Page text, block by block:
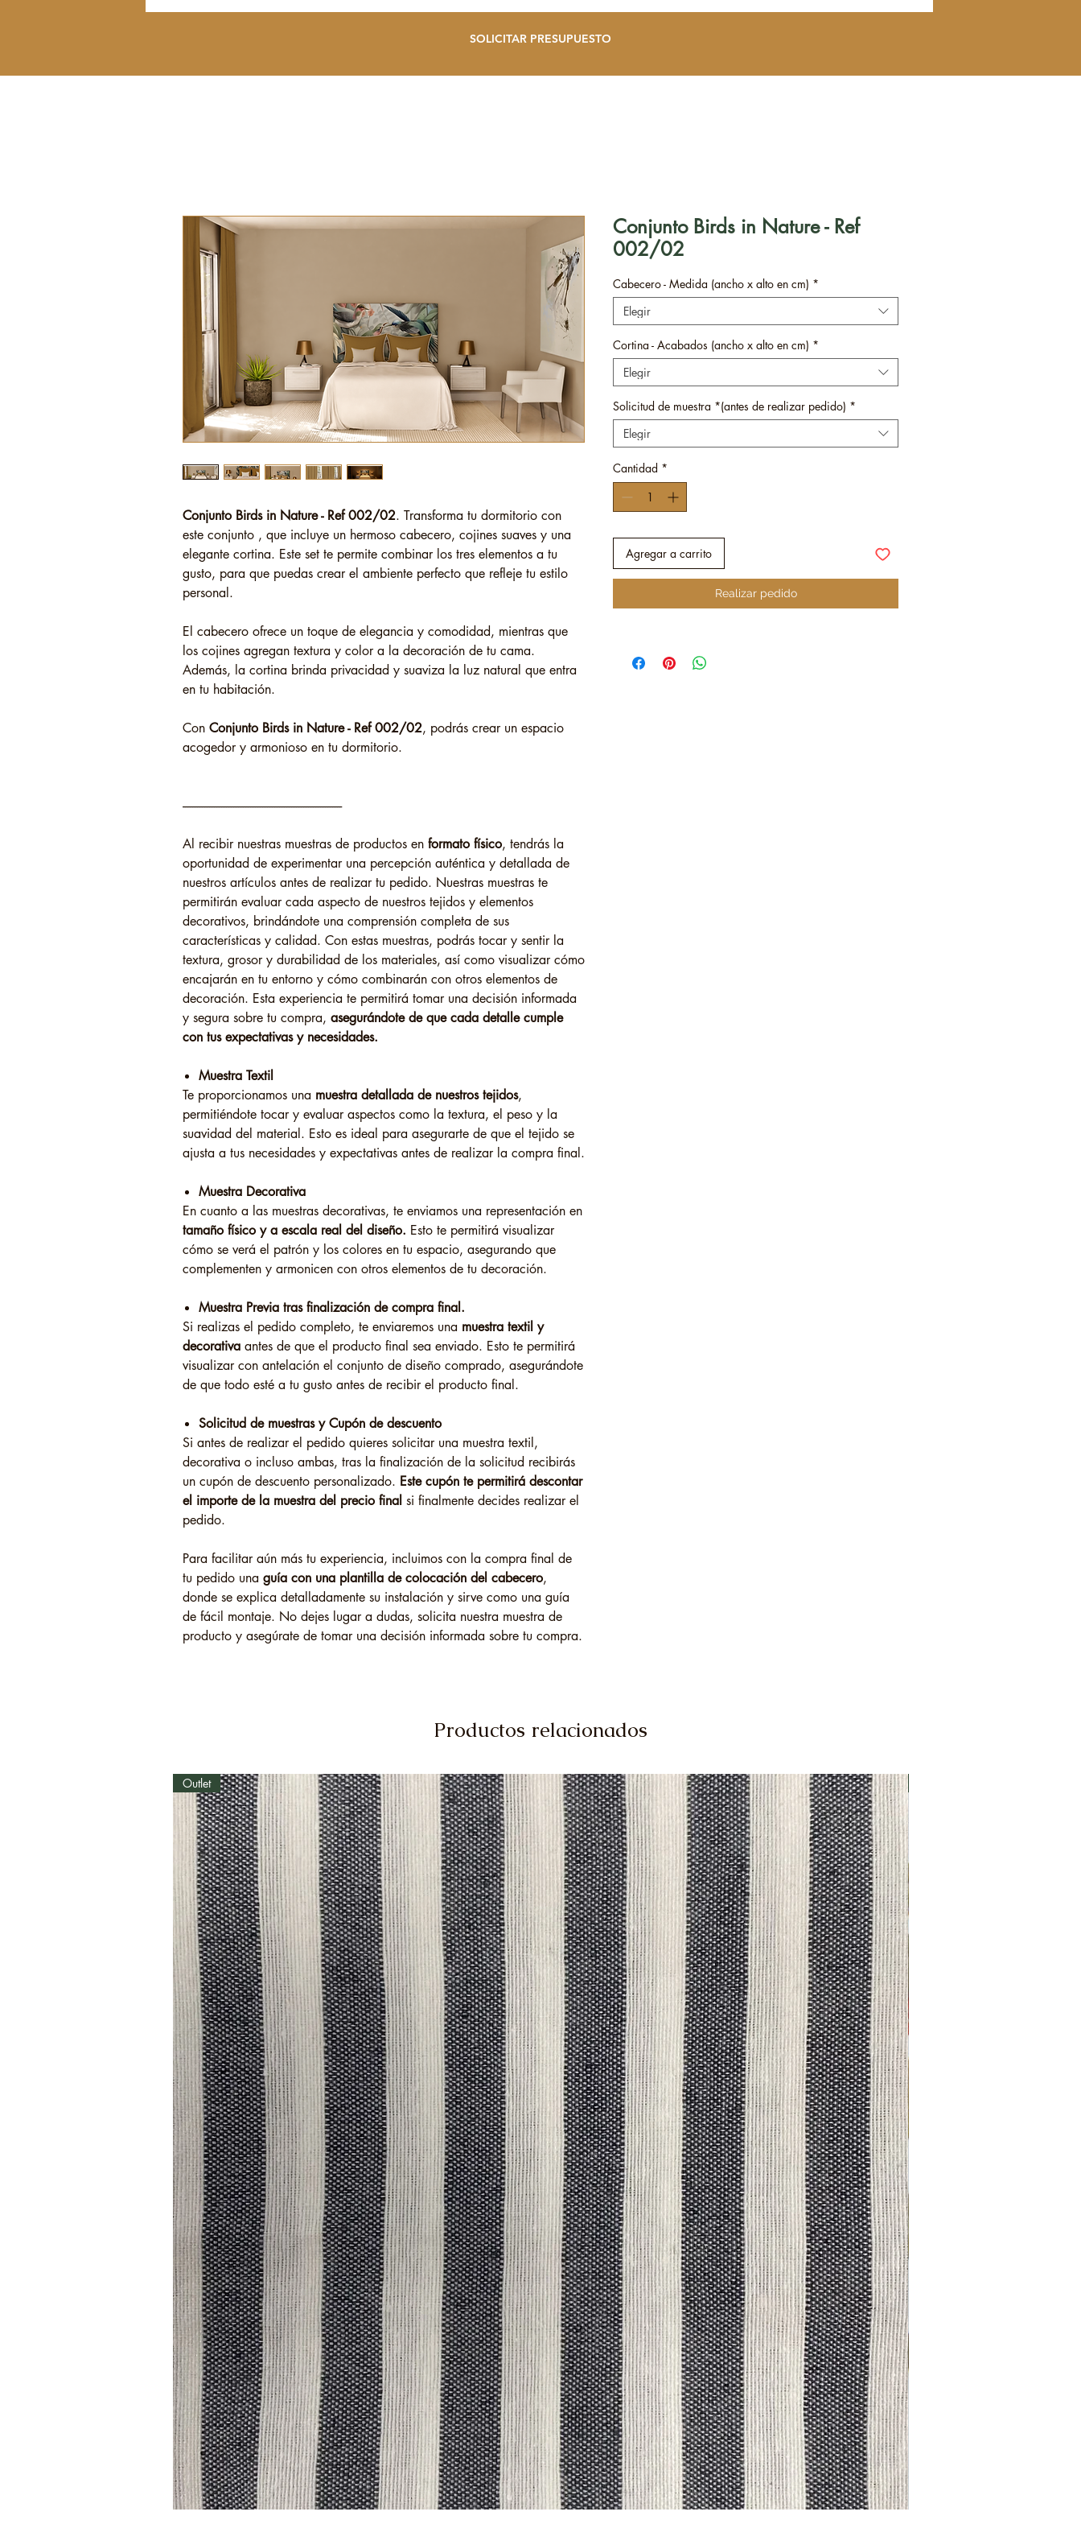
SOLICITAR PRESUPUESTO
Conjunto Birds in Nature - Ref 002/02. Transforma tu dormitorio con
este conjunto , que incluye un hermoso cabecero, cojines suaves y una
elegante cortina. Este set te permite combinar los tres elementos a tu
gusto, para que puedas crear el ambiente perfecto que refleje tu estilo
personal.
El cabecero ofrece un toque de elegancia y comodidad, mientras que
los cojines agregan textura y color a la decoración de tu cama.
Además, la cortina brinda privacidad y suaviza la luz natural que entra
en tu habitación.
Con Conjunto Birds in Nature - Ref 002/02, podrás crear un espacio
acogedor y armonioso en tu dormitorio.
------------------------------------------------------------------
Al recibir nuestras muestras de productos en formato físico, tendrás la
oportunidad de experimentar una percepción auténtica y detallada de
nuestros artículos antes de realizar tu pedido. Nuestras muestras te
permitirán evaluar cada aspecto de nuestros tejidos y elementos
decorativos, brindándote una comprensión completa de sus
características y calidad. Con estas muestras, podrás tocar y sentir la
textura, grosor y durabilidad de los materiales, así como visualizar cómo
encajarán en tu entorno y cómo combinarán con otros elementos de
decoración. Esta experiencia te permitirá tomar una decisión informada
y segura sobre tu compra, asegurándote de que cada detalle cumple
con tus expectativas y necesidades.
Muestra Textil
Te proporcionamos una muestra detallada de nuestros tejidos,
permitiéndote tocar y evaluar aspectos como la textura, el peso y la
suavidad del material. Esto es ideal para asegurarte de que el tejido se
ajusta a tus necesidades y expectativas antes de realizar la compra final.
Muestra Decorativa
En cuanto a las muestras decorativas, te enviamos una representación en
tamaño físico y a escala real del diseño. Esto te permitirá visualizar
cómo se verá el patrón y los colores en tu espacio, asegurando que
complementen y armonicen con otros elementos de tu decoración.
Muestra Previa tras finalización de compra final.
Si realizas el pedido completo, te enviaremos una muestra textil y
decorativa antes de que el producto final sea enviado. Esto te permitirá
visualizar con antelación el conjunto de diseño comprado, asegurándote
de que todo esté a tu gusto antes de recibir el producto final.
Solicitud de muestras y Cupón de descuento
Si antes de realizar el pedido quieres solicitar una muestra textil,
decorativa o incluso ambas, tras la finalización de la solicitud recibirás
un cupón de descuento personalizado. Este cupón te permitirá descontar
el importe de la muestra del precio final si finalmente decides realizar el
pedido.
Para facilitar aún más tu experiencia, incluimos con la compra final de
tu pedido una guía con una plantilla de colocación del cabecero,
donde se explica detalladamente su instalación y sirve como una guía
de fácil montaje. No dejes lugar a dudas, solicita nuestra muestra de
producto y asegúrate de tomar una decisión informada sobre tu compra.
Conjunto Birds in Nature - Ref
002/02
Cabecero - Medida (ancho x alto en cm) *
Elegir
Cortina - Acabados (ancho x alto en cm) *
Elegir
Solicitud de muestra *(antes de realizar pedido) *
Elegir
Cantidad *
Agregar a carrito
Realizar pedido
Productos relacionados
Outlet